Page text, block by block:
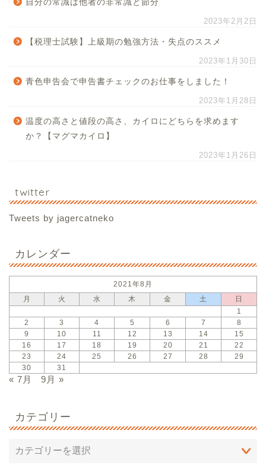
自分の常識は他者の非常識と節分
2023年2月2日
【税理士試験】上級期の勉強方法・失点のススメ
2023年1月30日
青色申告会で申告書チェックのお仕事をしました！
2023年1月28日
温度の高さと値段の高さ、カイロにどちらを求めます
か？【マグマカイロ】
2023年1月26日
twitter
Tweets by jagercatneko
カレンダー
2021年8月
月
火 水 木 金 土
日
1
2
3 4 5 6 7
8
9
10 11 12 13 14
15
16
17 18 19 20 21
22
23
24 25 26 27 28
29
30
31
« 7月 9月 »
カテゴリー